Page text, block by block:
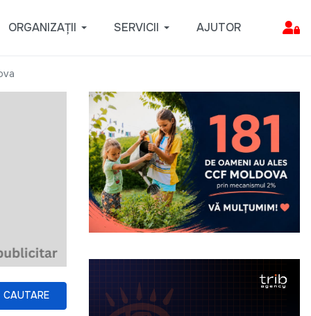
ORGANIZAȚII SERVICII AJUTOR
CAUTARE